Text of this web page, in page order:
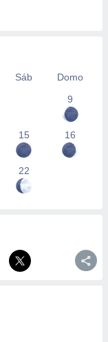
Sáb
Domo
9
15 16
22